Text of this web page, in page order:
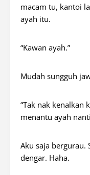
macam tu, kantoi
ayah itu.
“Kawan ayah.”
Mudah sungguh
“Tak nak kenalkan
menantu ayah
Aku saja bergurau.
dengar. Haha.